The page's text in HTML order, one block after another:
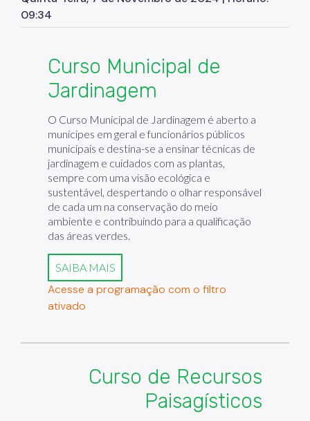
09:34
Curso Municipal de
Jardinagem
O Curso Municipal de Jardinagem é aberto a
munícipes em geral e funcionários públicos
municipais e destina-se a ensinar técnicas de
jardinagem e cuidados com as plantas,
sempre com uma visão ecológica e
sustentável, despertando o olhar responsável
de cada um na conservação do meio
ambiente e contribuindo para a qualificação
das áreas verdes.
SAIBA MAIS
Acesse a programação com o filtro
ativado
Curso de Recursos
Paisagísticos